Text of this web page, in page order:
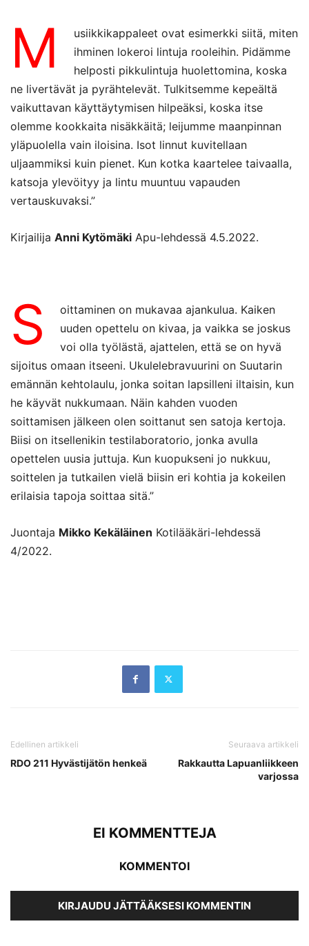
M
usiikkikappaleet ovat esimerkki siitä, miten
ihminen lokeroi lintuja rooleihin. Pidämme
helposti pikkulintuja huolettomina, koska
ne livertävät ja pyrähtelevät. Tulkitsemme kepeältä
vaikuttavan käyttäytymisen hilpeäksi, koska itse
olemme kookkaita nisäkkäitä; leijumme maanpinnan
yläpuolella vain iloisina. Isot linnut kuvitellaan
uljaammiksi kuin pienet. Kun kotka kaartelee taivaalla,
katsoja ylevöityy ja lintu muuntuu vapauden
vertauskuvaksi.”
Kirjailija Anni Kytömäki Apu-lehdessä 4.5.2022.
S
oittaminen on mukavaa ajankulua. Kaiken
uuden opettelu on kivaa, ja vaikka se joskus
voi olla työlästä, ajattelen, että se on hyvä
sijoitus omaan itseeni. Ukulelebravuurini on Suutarin
emännän kehtolaulu, jonka soitan lapsilleni iltaisin, kun
he käyvät nukkumaan. Näin kahden vuoden
soittamisen jälkeen olen soittanut sen satoja kertoja.
Biisi on itsellenikin testilaboratorio, jonka avulla
opettelen uusia juttuja. Kun kuopukseni jo nukkuu,
soittelen ja tutkailen vielä biisin eri kohtia ja kokeilen
erilaisia tapoja soittaa sitä.”
Juontaja Mikko Kekäläinen Kotilääkäri-lehdessä
4/2022.
Edellinen artikkeli
RDO 211 Hyvästijätön henkeä
Seuraava artikkeli
Rakkautta Lapuanliikkeen
varjossa
EI KOMMENTTEJA
KOMMENTOI
KIRJAUDU JÄTTÄÄKSESI KOMMENTIN